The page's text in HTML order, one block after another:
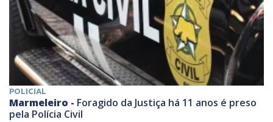
POLICIAL
Marmeleiro - Foragido da Justiça há 11 anos é preso
pela Polícia Civil